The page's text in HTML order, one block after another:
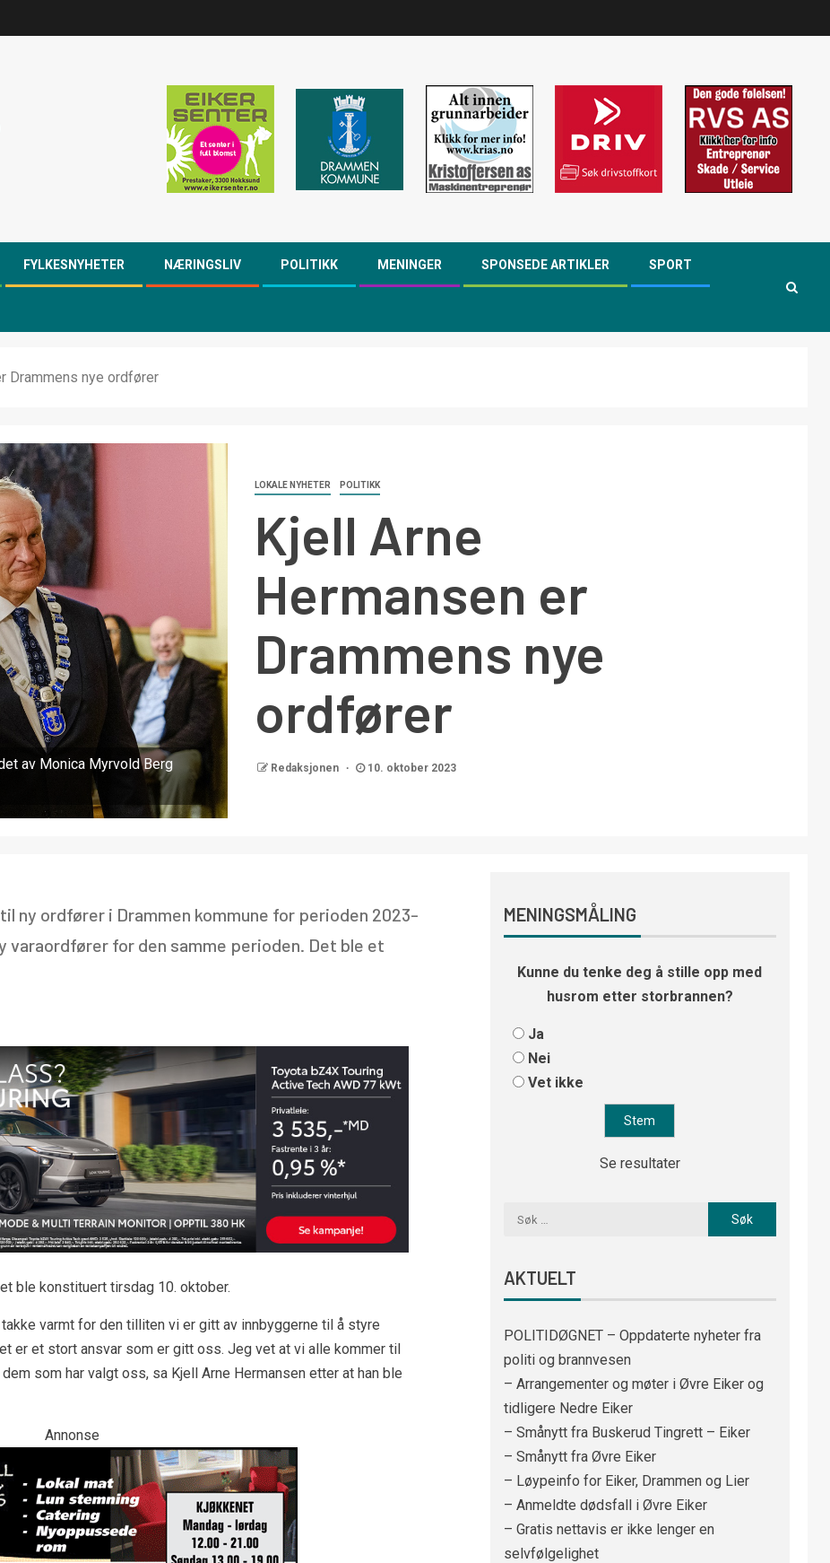
FYLKESNYHETER NÆRINGSLIV POLITIKK MENINGER SPONSEDE ARTIKLER SPORT
Drammens nye ordfører
av Monica Myrvold Berg
LOKALE NYHETER POLITIKK
Kjell Arne
Hermansen er
Drammens nye
ordfører
Redaksjonen 10. oktober 2023
ny ordfører i Drammen kommune for perioden 2023-
varaordfører for den samme perioden. Det ble et
ble konstituert tirsdag 10. oktober.
varmt for den tilliten vi er gitt av innbyggerne til å styre
er et stort ansvar som er gitt oss. Jeg vet at vi alle kommer til
som har valgt oss, sa Kjell Arne Hermansen etter at han ble
Annonse
MENINGSMÅLING
Kunne du tenke deg å stille opp med
husrom etter storbrannen?
Ja
Nei
Vet ikke
Se resultater
AKTUELT
POLITIDØGNET – Oppdaterte nyheter fra
politi og brannvesen
– Arrangementer og møter i Øvre Eiker og
tidligere Nedre Eiker
– Smånytt fra Buskerud Tingrett – Eiker
– Smånytt fra Øvre Eiker
– Løypeinfo for Eiker, Drammen og Lier
– Anmeldte dødsfall i Øvre Eiker
– Gratis nettavis er ikke lenger en
selvfølgelighet